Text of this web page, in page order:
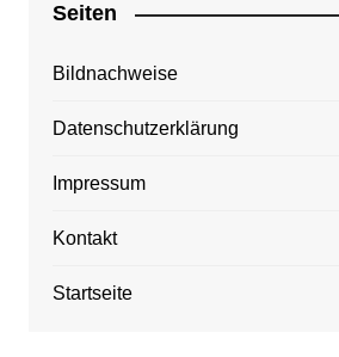
Seiten
Bildnachweise
Datenschutzerklärung
Impressum
Kontakt
Startseite